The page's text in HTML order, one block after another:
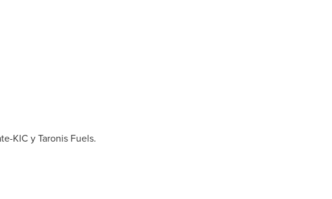
KIC y Taronis Fuels.